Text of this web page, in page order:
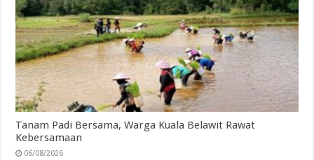
Tanam Padi Bersama, Warga Kuala Belawit Rawat
Kebersamaan
06/08/2026